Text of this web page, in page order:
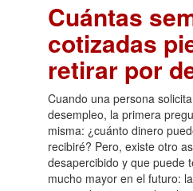
Cuántas
cotizadas
retirar por
Cuando una persona
desempleo, la primera
misma: ¿cuánto dinero
recibiré? Pero, existe otro
desapercibido y que puede
mucho mayor en el futuro: